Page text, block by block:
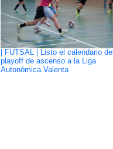
| FUTSAL | Listo el calendario del
playoff de ascenso a la Liga
Autonómica Valenta